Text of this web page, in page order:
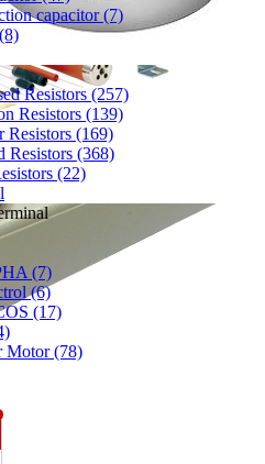
capacitor (7)
Resistors (257)
Resistors (139)
Resistors (169)
Resistors (368)
(22)
(7)
(6)
(17)
Motor (78)